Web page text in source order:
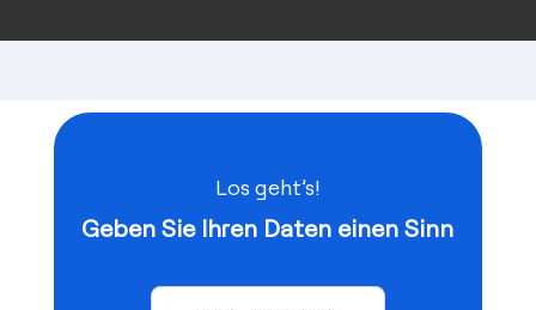
Los geht’s!
Geben Sie Ihren Daten einen Sinn